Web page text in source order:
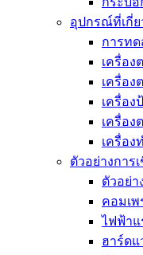
อุปกรณ์ที่เกี่ย
การท
เครื่อง
เครื่อง
เครื่อ
เครื่อง
เครื่อง
ตัวอย่างการ
ตัวอย่า
คอมเพ
ไฟฟ้าแ
ฮาร์ดแ